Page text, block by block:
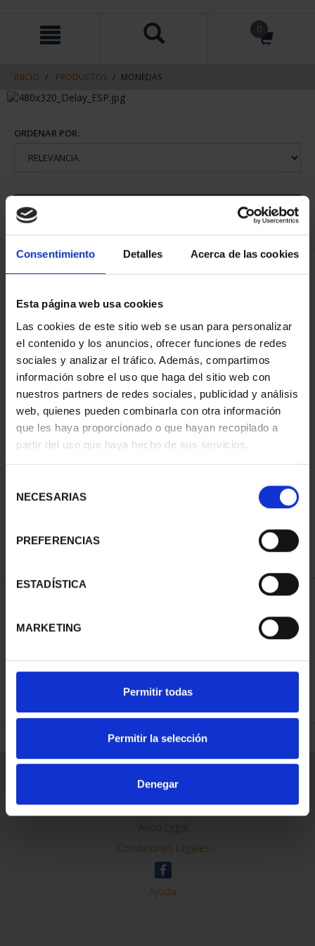
Consentimiento Detalles Acerca de las cookies
Esta página web usa cookies
Las cookies de este sitio web se usan para personalizar
el contenido y los anuncios, ofrecer funciones de redes
sociales y analizar el tráfico. Además, compartimos
información sobre el uso que haga del sitio web con
nuestros partners de redes sociales, publicidad y análisis
web, quienes pueden combinarla con otra información
que les haya proporcionado o que hayan recopilado a
partir del uso que haya hecho de sus servicios.
NECESARIAS
PREFERENCIAS
ESTADÍSTICA
MARKETING
Permitir todas
Permitir la selección
Denegar
contenido
navegacin
0
INICIO PRODUCTOS MONEDAS
ORDENAR POR:
1 Productos encontrados
145,00 €
REFINAR
Contacto
Preguntas Frequentes (FAQs)
Aviso Legal
Condiciones Legales
Ayuda